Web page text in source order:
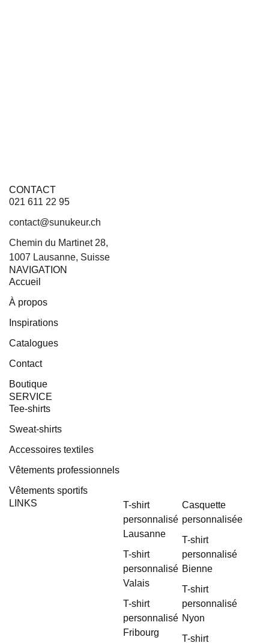
CONTACT
021 611 22 95
contact@sunukeur.ch
Chemin du Martinet 28,
1007 Lausanne, Suisse
NAVIGATION
Accueil
À propos
Inspirations
Catalogues
Contact
Boutique
SERVICE
Tee-shirts
Sweat-shirts
Accessoires textiles
Vêtements professionnels
Vêtements sportifs
LINKS
T-shirt
personnalisé
Lausanne
T-shirt
personnalisé
Valais
T-shirt
personnalisé
Fribourg
Casquette
personnalisée
T-shirt
personnalisé
Bienne
T-shirt
personnalisé
Nyon
T-shirt